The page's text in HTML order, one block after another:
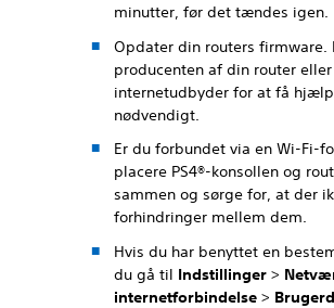
minutter, før det tændes igen.
Opdater din routers firmware.
producenten af din router
internetudbyder for at få
nødvendigt.
Er du forbundet via en Wi-Fi-
placere PS4®-konsollen og
sammen og sørge for, at der
forhindringer mellem dem.
Hvis du har benyttet en
du gå til Indstillinger >
internetforbindelse >